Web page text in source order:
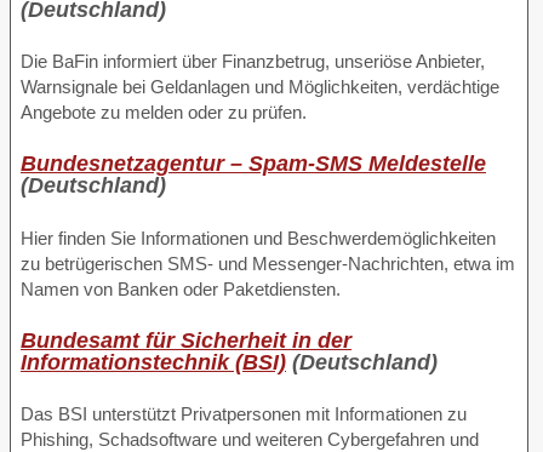
(Deutschland)
Die BaFin informiert über Finanzbetrug, unseriöse Anbieter,
Warnsignale bei Geldanlagen und Möglichkeiten, verdächtige
Angebote zu melden oder zu prüfen.
Bundesnetzagentur – Spam-SMS Meldestelle
(Deutschland)
Hier finden Sie Informationen und Beschwerdemöglichkeiten
zu betrügerischen SMS- und Messenger-Nachrichten, etwa im
Namen von Banken oder Paketdiensten.
Bundesamt für Sicherheit in der
Informationstechnik (BSI) (Deutschland)
Das BSI unterstützt Privatpersonen mit Informationen zu
Phishing, Schadsoftware und weiteren Cybergefahren und